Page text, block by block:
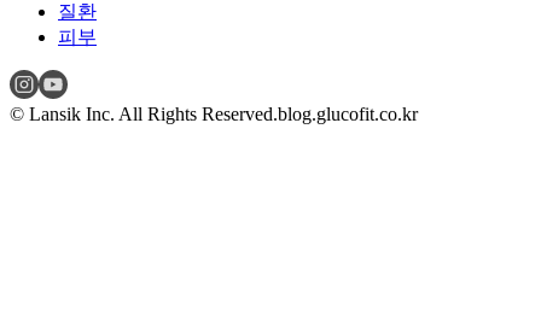
질환
피부
© Lansik Inc. All Rights Reserved.blog.glucofit.co.kr